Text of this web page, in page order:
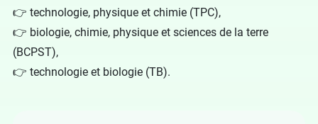
👉 technologie, physique et chimie (TPC),
👉 biologie, chimie, physique et sciences de la terre
(BCPST),
👉 technologie et biologie (TB).